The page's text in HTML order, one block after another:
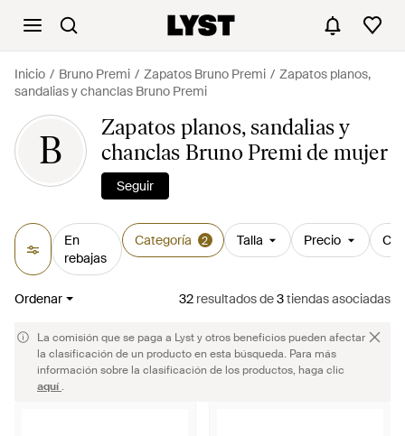
Inicio Bruno Premi Zapatos Bruno Premi
Zapatos planos,
sandalias y chanclas Bruno Premi
B
Zapatos planos, sandalias y
chanclas Bruno Premi de mujer
Seguir
En
rebajas
Categoría 2 Talla Precio
Ordenar 32 resultadosde3tiendas asociadas
La comisión que se paga a Lyst y otros beneficios pueden afectar
la clasificación de un producto en esta búsqueda. Para más
información sobre la clasificación de los productos, haga clic
aquí.